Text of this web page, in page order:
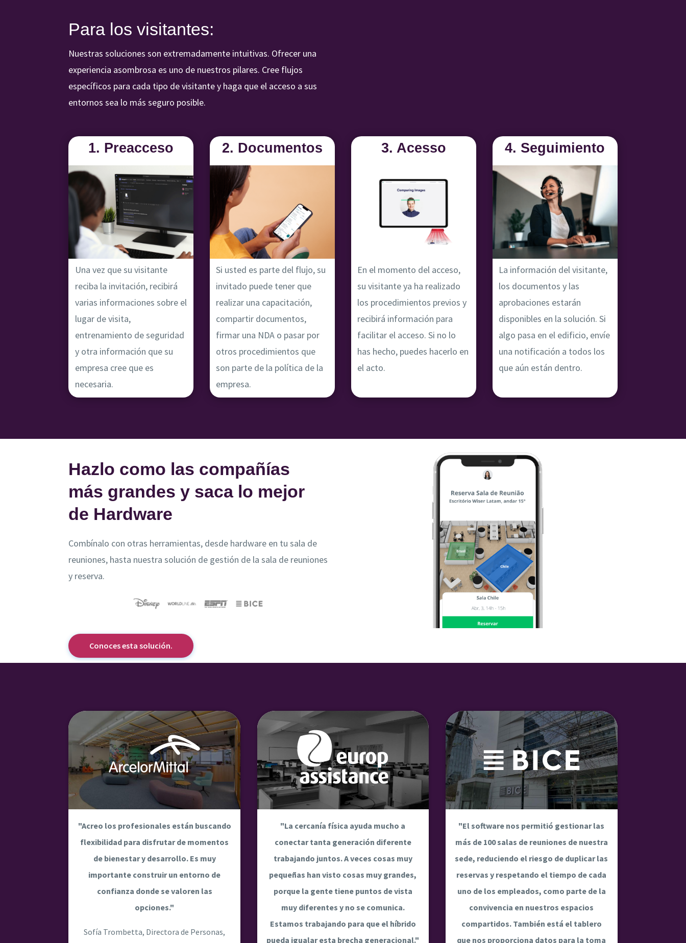
Para los visitantes:
Nuestras soluciones son extremadamente intuitivas. Ofrecer una
experiencia asombrosa es uno de nuestros pilares. Cree flujos
específicos para cada tipo de visitante y haga que el acceso a sus
entornos sea lo más seguro posible.
1. Preacceso
Una vez que su visitante
reciba la invitación, recibirá
varias informaciones sobre el
lugar de visita,
entrenamiento de seguridad
y otra información que su
empresa cree que es
necesaria.
2. Documentos
Si usted es parte del flujo, su
invitado puede tener que
realizar una capacitación,
compartir documentos,
firmar una NDA o pasar por
otros procedimientos que
son parte de la política de la
empresa.
3. Acesso
En el momento del acceso,
su visitante ya ha realizado
los procedimientos previos y
recibirá información para
facilitar el acceso. Si no lo
has hecho, puedes hacerlo en
el acto.
4. Seguimiento
La información del visitante,
los documentos y las
aprobaciones estarán
disponibles en la solución. Si
algo pasa en el edificio, envíe
una notificación a todos los
que aún están dentro.
Hazlo como las compañías
más grandes y saca lo mejor
de Hardware
Combínalo con otras herramientas, desde hardware en tu sala de
reuniones, hasta nuestra solución de gestión de la sala de reuniones
y reserva.
Conoces esta solución.
"Acreo los profesionales están buscando
flexibilidad para disfrutar de momentos
de bienestar y desarrollo. Es muy
importante construir un entorno de
confianza donde se valoren las
opciones."
Sofía Trombetta, Directora de Personas,
"La cercanía física ayuda mucho a
conectar tanta generación diferente
trabajando juntos. A veces cosas muy
pequeñas han visto cosas muy grandes,
porque la gente tiene puntos de vista
muy diferentes y no se comunica.
Estamos trabajando para que el híbrido
pueda igualar esta brecha generacional."
"El software nos permitió gestionar las
más de 100 salas de reuniones de nuestra
sede, reduciendo el riesgo de duplicar las
reservas y respetando el tiempo de cada
uno de los empleados, como parte de la
convivencia en nuestros espacios
compartidos. También está el tablero
que nos proporciona datos para la toma